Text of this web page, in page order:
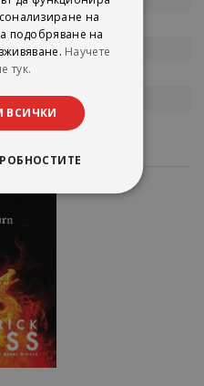
на
подобряване на
Научете
тук.
ВСИЧКИ